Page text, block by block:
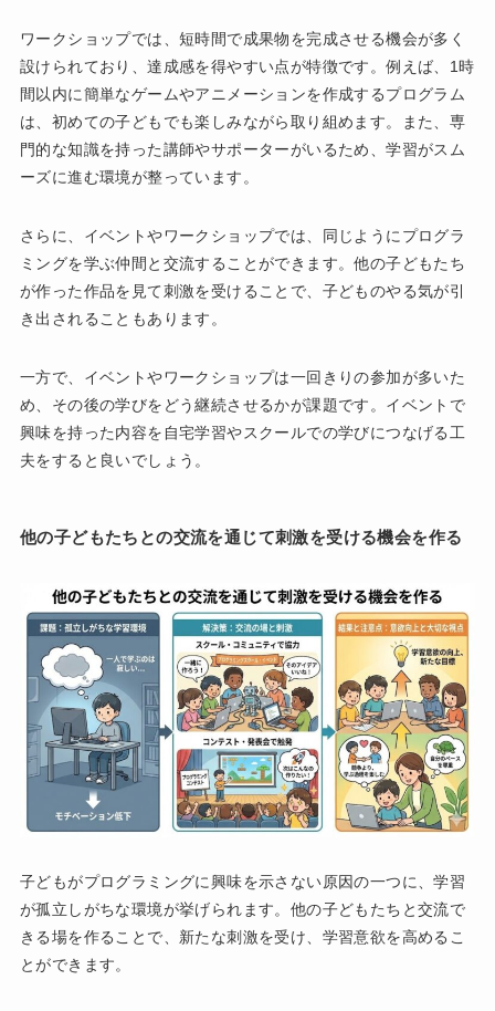
ワークショップでは、短時間で成果物を完成させる機会が多く
設けられており、達成感を得やすい点が特徴です。例えば、1時
間以内に簡単なゲームやアニメーションを作成するプログラム
は、初めての子どもでも楽しみながら取り組めます。また、専
門的な知識を持った講師やサポーターがいるため、学習がスム
ーズに進む環境が整っています。
さらに、イベントやワークショップでは、同じようにプログラ
ミングを学ぶ仲間と交流することができます。他の子どもたち
が作った作品を見て刺激を受けることで、子どものやる気が引
き出されることもあります。
一方で、イベントやワークショップは一回きりの参加が多いた
め、その後の学びをどう継続させるかが課題です。イベントで
興味を持った内容を自宅学習やスクールでの学びにつなげる工
夫をすると良いでしょう。
他の子どもたちとの交流を通じて刺激を受ける機会を作る
子どもがプログラミングに興味を示さない原因の一つに、学習
が孤立しがちな環境が挙げられます。他の子どもたちと交流で
きる場を作ることで、新たな刺激を受け、学習意欲を高めるこ
とができます。